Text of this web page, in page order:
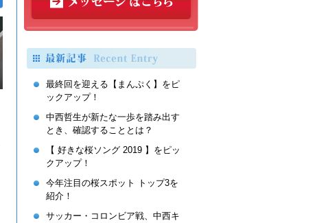
最終回を迎える【まんぷく】をピ
ックアップ！
中西哲生が新たな一歩を踏み出す
とき、確認することとは？
【 好きな桜ソング 2019 】をピッ
クアップ！
今年注目の桜スポット トップ3を
紹介！
サッカー・コロンビア戦、中西キ